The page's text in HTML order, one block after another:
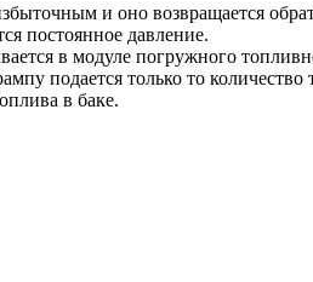
и оно возвращается
постоянное давление.
в модуле погружного
подается только то количество
в баке.